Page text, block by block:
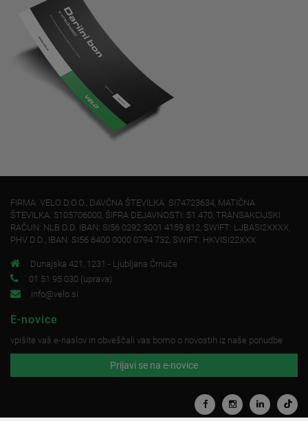
FIRMA: VELO D.O.O., DAVČNA ŠTEVILKA: SI74723634, MATIČNA
ŠTEVILKA: 5105706000, ŠIFRA DEJAVNOSTI: 51.470, TRANSAKCIJSKI
RAČUN: NLB D.D. IBAN: SI56 0292 3001 4159 812, SWIFT: LJBASI2XXXX,
PHV D.D., IBAN: SI56 6400 0000 0794 732, SWIFT: HKVISI22XXX
Dunajska 421, 1231 - Ljubljana Črnuče
01 51 95 030 (uprava)
info@velo.si
E-novice
vpišite vaš e-naslov in obveščali vas bomo o novostih iz naše ponudbe
Prijavi se na e-novice